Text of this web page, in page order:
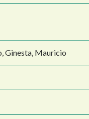
Ginesta, Mauricio